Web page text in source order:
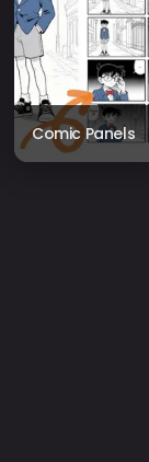
Comic Panels